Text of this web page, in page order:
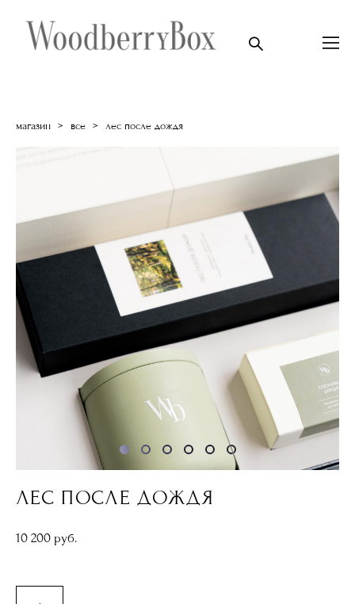
магазин > все > лес после дождя
ЛЕС ПОСЛЕ ДОЖДЯ
10 200 pуб.